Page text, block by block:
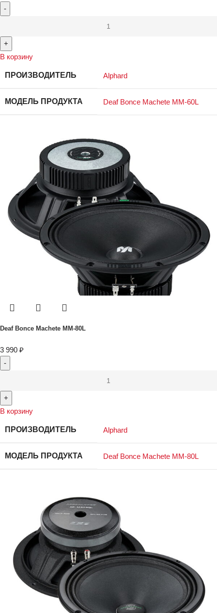
В корзину
ПРОИЗВОДИТЕЛЬ Alphard
МОДЕЛЬ ПРОДУКТА Deaf Bonce Machete MM-60L
Deaf Bonce Machete MM-80L
3 990 ₽
В корзину
ПРОИЗВОДИТЕЛЬ Alphard
МОДЕЛЬ ПРОДУКТА Deaf Bonce Machete MM-80L